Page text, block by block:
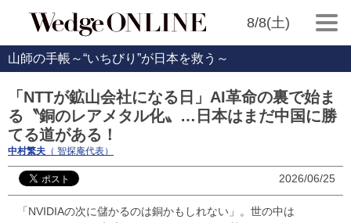
8/8(土)
山師の手帳～“いちびり”が日本を救う～
「NTTが鉱山会社になる日」AI革命の裏で始ま
る〝銅のレアメタル化〟…日本はまだ中国に勝
てる道がある！
中村繁夫 （ 智探庵代表）
2026/06/25
「NVIDIAの次に儲かるのは銅かもしれない」。世の中は